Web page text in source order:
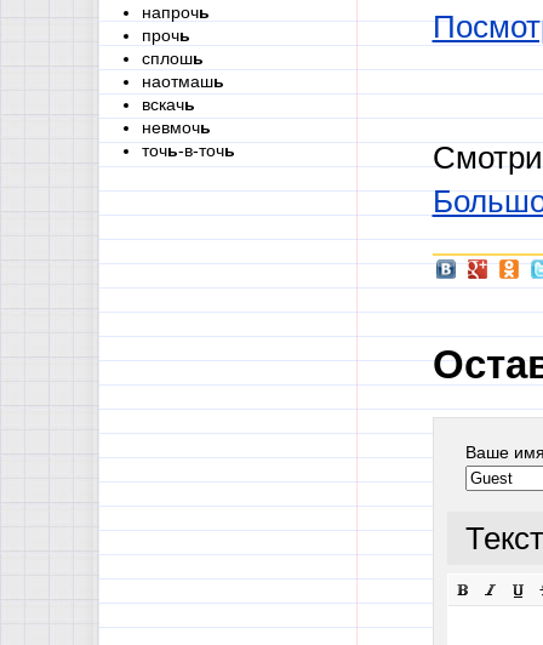
напрочь
прочь
сплошь
наотмашь
вскачь
невмочь
точь-в-точь
Ваше